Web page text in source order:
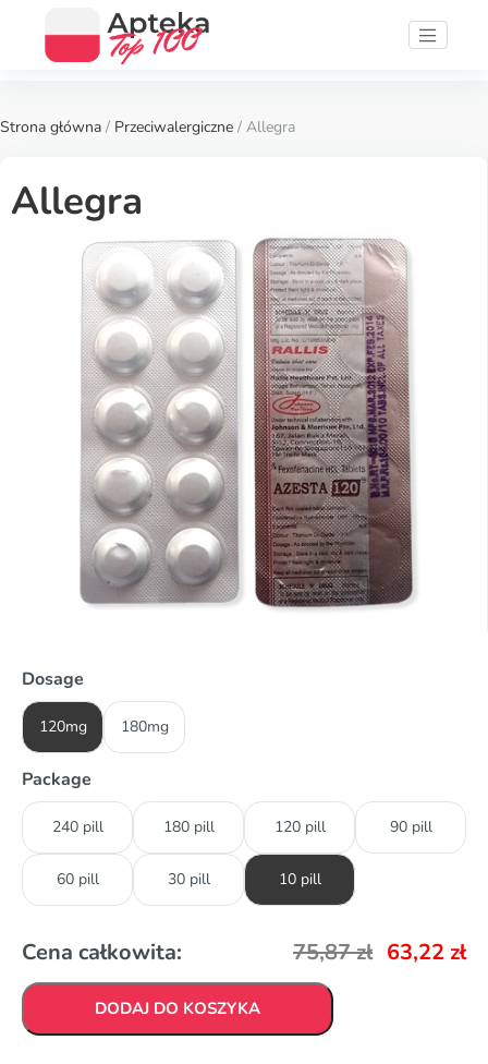
Strona główna / Przeciwalergiczne / Allegra
Allegra
Dosage
120mg 180mg
Package
240 pill 180 pill 120 pill 90 pill
60 pill 30 pill 10 pill
Cena całkowita: 75,87zł 63,22 zł
DODAJ DO KOSZYKA